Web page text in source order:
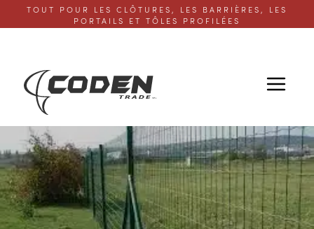
TOUT POUR LES CLÔTURES, LES BARRIÈRES, LES
PORTAILS ET TÔLES PROFILÉES